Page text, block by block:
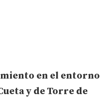
en el entorno
y de Torre de